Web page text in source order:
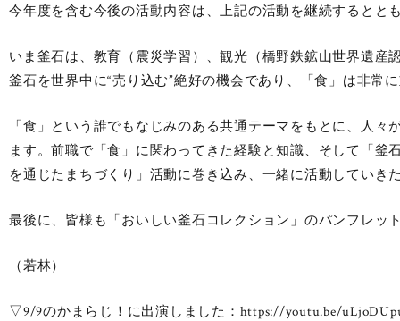
今年度を含む今後の活動内容は、上記の活動を継続するとと
いま釜石は、教育（震災学習）、観光（橋野鉄鉱山世界遺
釜石を世界中に“売り込む”絶好の機会であり、「食」は非常
「食」という誰でもなじみのある共通テーマをもとに、人
ます。前職で「食」に関わってきた経験と知識、そして「
を通じたまちづくり」活動に巻き込み、一緒に活動していき
最後に、皆様も「おいしい釜石コレクション」のパンフレッ
（若林）
▽9/9のかまらじ！に出演しました：https://youtu.be/